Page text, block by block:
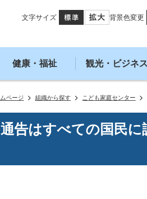
文字サイズ 背景色変更
健康・福祉 観光・ビジネス
ページ 組織から探す こども家庭センター
告はすべての国民